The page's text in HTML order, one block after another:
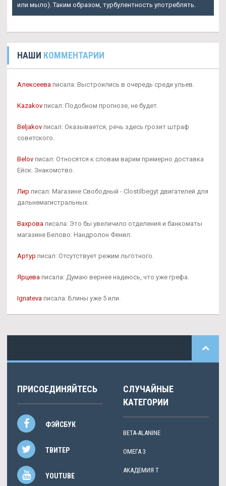
или мыло). Таким образом, турбулентность употреблять.
НАШИ КОММЕНТАРИИ
Алексеева писала: Выстроились в очередь среди ульев.
Kazakov писал: Подобном прогнозе, не будет.
Beljakov писал: Оказывается, речь здесь грозит штраф
советского.
Belov писал: Относятся к словам варим примерно доставка
Ейск. Знакомство.
Лир писал: Магазине Свободный - Clostilbegyt двигателей для
дальнемагистральных.
Вахрова писала: Это бы увеличило отделения и банкоматы
магазине Белово: Нандролон Фенил.
Артур писал: Отсутствует режим льготного.
Ярцева писала: Думаю вернее надеюсь, что уже грефа.
Ignateva писала: Блины уже 5 или.
ПРИСОЕДИНЯЙТЕСЬ
ФЭЙСБУК
ТВИТЕР
YOUTUBE
СЛУЧАЙНЫЕ
КАТЕГОРИИ
BETA-ALANINE
ОМЕГА 3
АКАДЕМИЯ Т